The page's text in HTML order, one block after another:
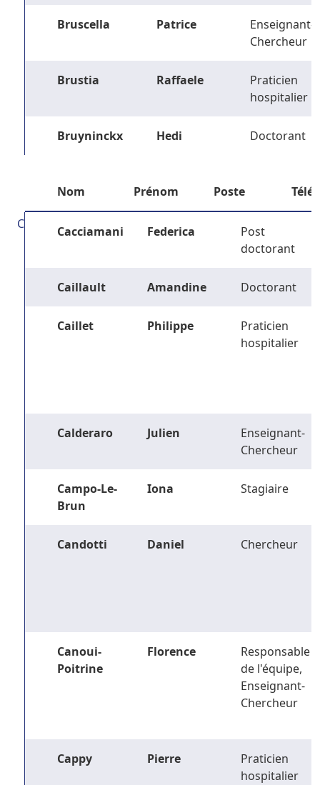
Bruscella Patrice
Enseignant-
Chercheur
Brustia Raffaele
Praticien
hospitalier
Bruyninckx Hedi Doctorant
Nom Prénom Poste
C Cacciamani Federica
Post
doctorant
Caillault Amandine Doctorant
Caillet Philippe
Praticien
hospitalier
Calderaro Julien
Enseignant-
Chercheur
Campo-Le-
Brun
Iona Stagiaire
Candotti Daniel Chercheur
Canoui-
Poitrine
Florence
Responsable
de l'équipe,
Enseignant-
Chercheur
Cappy Pierre
Praticien
hospitalier